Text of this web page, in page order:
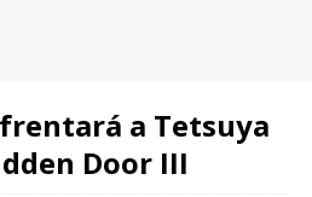
a Tetsuya
Door III